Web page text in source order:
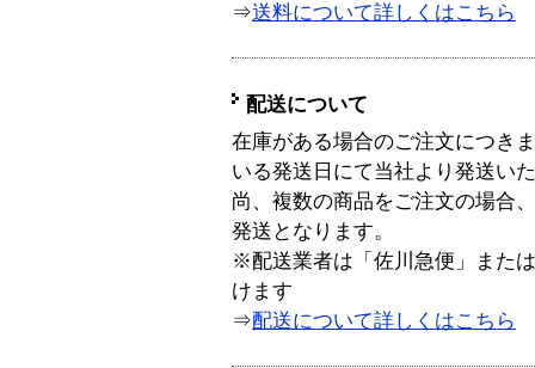
⇒送料について詳しくはこちら
配送について
在庫がある場合のご注文につき
いる発送日にて当社より発送い
尚、複数の商品をご注文の場合
発送となります。
※配送業者は「佐川急便」また
けます
⇒配送について詳しくはこちら